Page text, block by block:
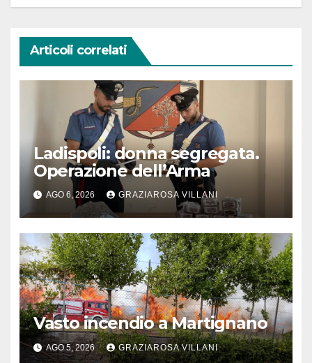
Articoli correlati
Ladispoli: donna segregata.
Operazione dell’Arma
AGO 6, 2026 GRAZIAROSA VILLANI
Vasto incendio a Martignano
AGO 5, 2026 GRAZIAROSA VILLANI